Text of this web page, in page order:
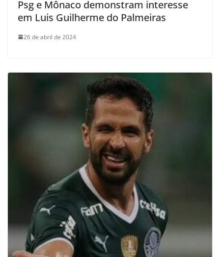
Psg e Mônaco demonstram interesse
em Luis Guilherme do Palmeiras
26 de abril de 2024